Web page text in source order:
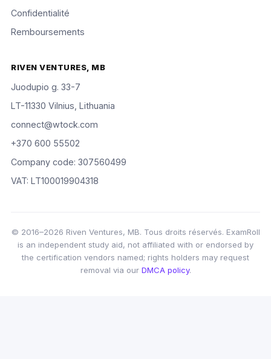
Confidentialité
Remboursements
RIVEN VENTURES, MB
Juodupio g. 33-7
LT-11330 Vilnius, Lithuania
connect@wtock.com
+370 600 55502
Company code: 307560499
VAT: LT100019904318
© 2016–2026 Riven Ventures, MB. Tous droits réservés. ExamRoll
is an independent study aid, not affiliated with or endorsed by
the certification vendors named; rights holders may request
removal via our DMCA policy.